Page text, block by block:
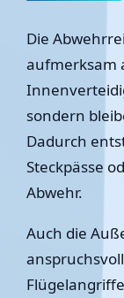
Die
aufmerksam
sondern
Dadurch
Steckpässe
Abwehr.
Auch die